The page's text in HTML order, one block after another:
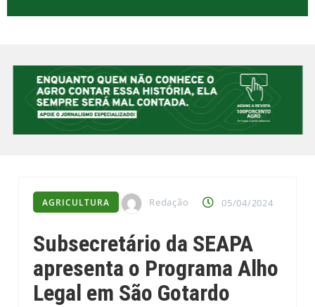
AGRICULTURA Redação 05/04/2024
Subsecretário da SEAPA
apresenta o Programa Alho
Legal em São Gotardo